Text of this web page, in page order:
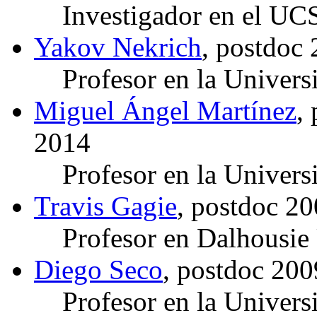
Investigador en el
Yakov Nekrich, postdoc
Profesor en la
Miguel Ángel Martínez,
2014
Profesor en la
Travis Gagie, postdoc
Profesor en
Diego Seco, postdoc
Profesor en la